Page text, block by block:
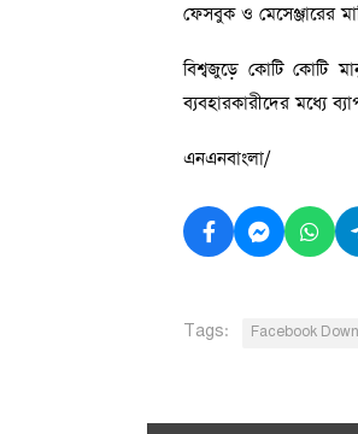
ফেসবুক ও মেসেঞ্জারের
বিশ্বজুড়ে কোটি কোটি
ব্যবহারকারীদের মধ্যে
এনএনবাংলা/
Tags: Facebook Down